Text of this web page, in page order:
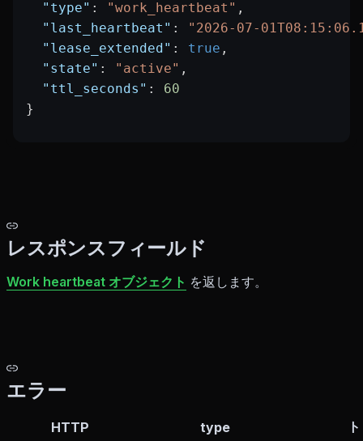
  "type"
: "work_heartbeat" ,
  "last_heartbeat"
:
"2026-07-
  "lease_extended"
: true ,
  "state"
: "active" ,
  "ttl_seconds"
: 60
}
レスポンスフィールド
Work heartbeat オブジェクト を返します。
エラー
HTTP type